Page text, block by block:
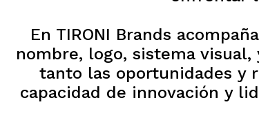
En TIRONI Brands
nombre, logo, sistema
tanto las oportunidades y
capacidad de innovación y